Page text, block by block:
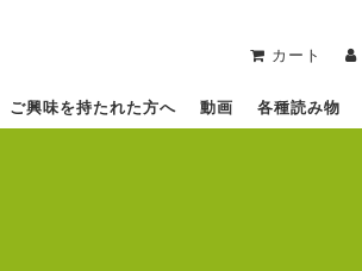
カート
ご興味を持たれた方へ 動画 各種読み物